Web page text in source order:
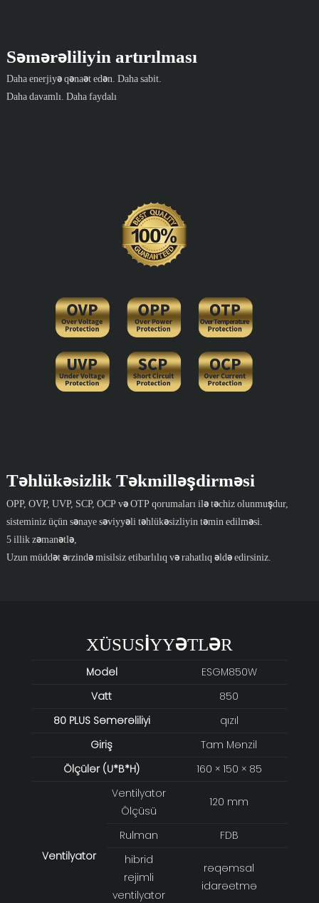
Səmərəliliyin artırılması
Daha enerjiyə qənaət edən. Daha sabit.
Daha davamlı. Daha faydalı
Təhlükəsizlik Təkmilləşdirməsi
OPP, OVP, UVP, SCP, OCP və OTP qorumaları ilə təchiz olunmuşdur,
sisteminiz üçün sənaye səviyyəli təhlükəsizliyin təmin edilməsi.
5 illik zəmanətlə,
Uzun müddət ərzində misilsiz etibarlılıq və rahatlıq əldə edirsiniz.
XÜSUSİYYƏTLƏR
Model
ESGM850W
Vatt
850
80 PLUS Səmərəliliyi
qızıl
Giriş
Tam Mənzil
Ölçülər (U*B*H)
160 × 150 × 85
Ventilyator
Ventilyator
Ölçüsü
120 mm
Rulman
FDB
hibrid
rejimli
ventilyator
rəqəmsal
idarəetmə